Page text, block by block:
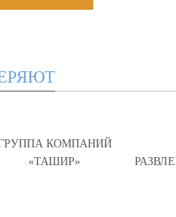
КОМПАНИЙ
«ТАШИР»